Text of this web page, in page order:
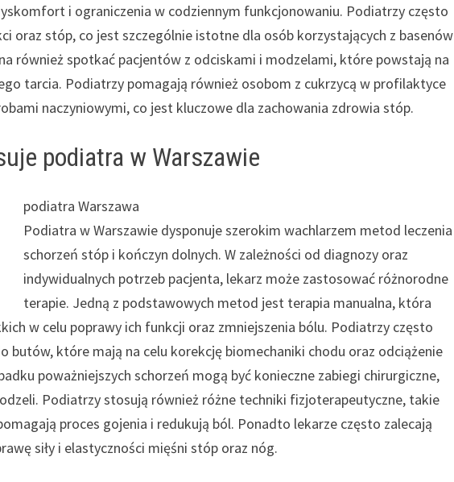
i ograniczenia w codziennym funkcjonowaniu. Podiatrzy często
oraz stóp, co jest szczególnie istotne dla osób korzystających z basenów
również spotkać pacjentów z odciskami i modzelami, które powstają na
tarcia. Podiatrzy pomagają również osobom z cukrzycą w profilaktyce
naczyniowymi, co jest kluczowe dla zachowania zdrowia stóp.
podiatra w Warszawie
podiatra Warszawa
Podiatra w Warszawie dysponuje szerokim wachlarzem metod leczenia
schorzeń stóp i kończyn dolnych. W zależności od diagnozy oraz
indywidualnych potrzeb pacjenta, lekarz może zastosować różnorodne
terapie. Jedną z podstawowych metod jest terapia manualna, która
w celu poprawy ich funkcji oraz zmniejszenia bólu. Podiatrzy często
butów, które mają na celu korekcję biomechaniki chodu oraz odciążenie
poważniejszych schorzeń mogą być konieczne zabiegi chirurgiczne,
Podiatrzy stosują również różne techniki fizjoterapeutyczne, takie
proces gojenia i redukują ból. Ponadto lekarze często zalecają
siły i elastyczności mięśni stóp oraz nóg.